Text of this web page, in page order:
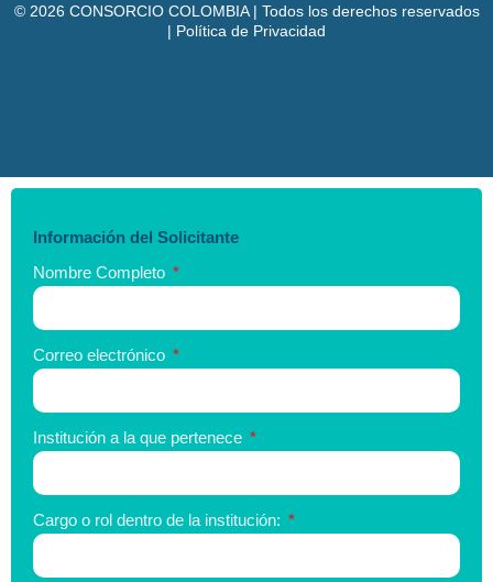
© 2026 CONSORCIO COLOMBIA | Todos los derechos reservados
| Política de Privacidad
Información del Solicitante
Nombre Completo
Correo electrónico
Institución a la que pertenece
Cargo o rol dentro de la institución: